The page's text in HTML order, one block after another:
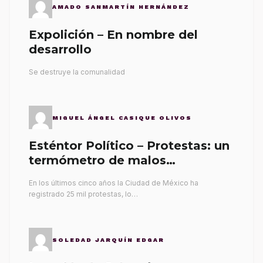
AMADO SANMARTÍN HERNÁNDEZ
Expolición – En nombre del
desarrollo
Se destruye la comunalidad
MIGUEL ÁNGEL CASIQUE OLIVOS
Esténtor Político – Protestas: un
termómetro de malos
En los últimos cinco años la Ciudad de México ha
registrado 25 mil protestas, lo…
SOLEDAD JARQUÍN EDGAR